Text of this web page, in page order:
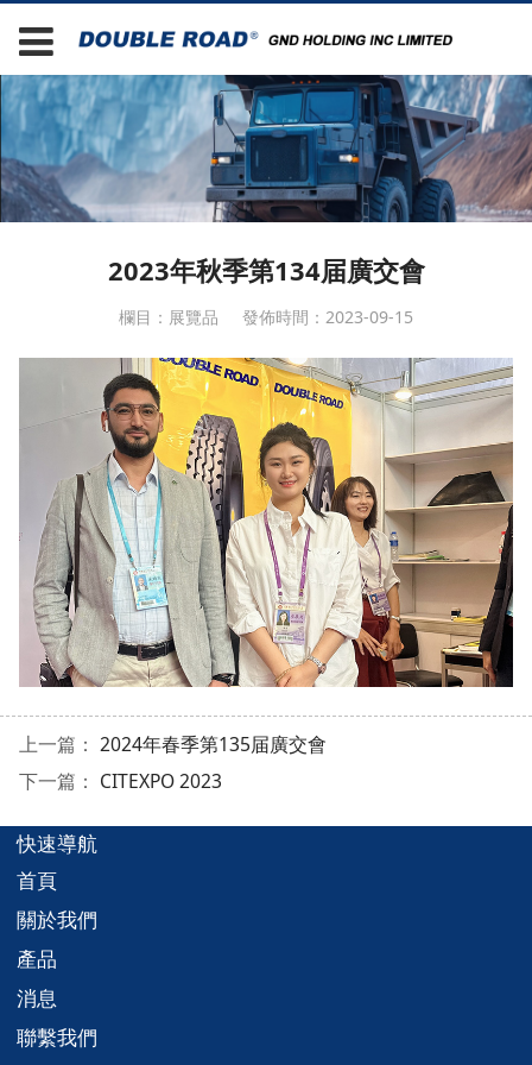
2023年秋季第134届廣交會
欄目：展覽品 發佈時間：2023-09-15
上一篇： 2024年春季第135届廣交會
下一篇： CITEXPO 2023
快速導航
首頁
關於我們
產品
消息
聯繫我們